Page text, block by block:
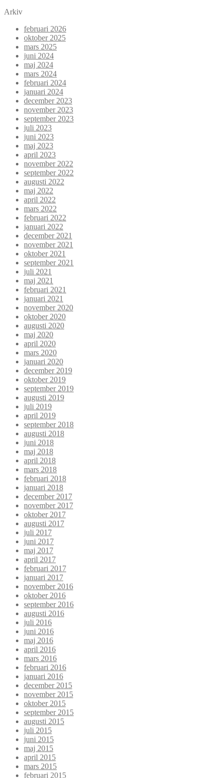
Arkiv
februari 2026
oktober 2025
mars 2025
juni 2024
maj 2024
mars 2024
februari 2024
januari 2024
december 2023
november 2023
september 2023
juli 2023
juni 2023
maj 2023
april 2023
november 2022
september 2022
augusti 2022
maj 2022
april 2022
mars 2022
februari 2022
januari 2022
december 2021
november 2021
oktober 2021
september 2021
juli 2021
maj 2021
februari 2021
januari 2021
november 2020
oktober 2020
augusti 2020
maj 2020
april 2020
mars 2020
januari 2020
december 2019
oktober 2019
september 2019
augusti 2019
juli 2019
april 2019
september 2018
augusti 2018
juni 2018
maj 2018
april 2018
mars 2018
februari 2018
januari 2018
december 2017
november 2017
oktober 2017
augusti 2017
juli 2017
juni 2017
maj 2017
april 2017
februari 2017
januari 2017
november 2016
oktober 2016
september 2016
augusti 2016
juli 2016
juni 2016
maj 2016
april 2016
mars 2016
februari 2016
januari 2016
december 2015
november 2015
oktober 2015
september 2015
augusti 2015
juli 2015
juni 2015
maj 2015
april 2015
mars 2015
februari 2015